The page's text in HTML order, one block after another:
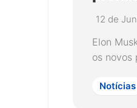
12 de
Elon
os novos
Notícias